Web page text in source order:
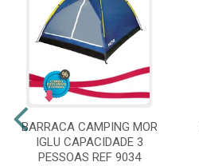
BARRACA CAMPING MOR
IGLU CAPACIDADE 3
PESSOAS REF 9034